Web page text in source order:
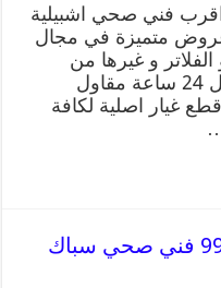
فني صحي اشبيلية
عروض متميزة في مجال
و غيرها من
خدمات السباكة رقم هاتفنا يعمل 24 ساعة مقاول
غيار اصلية لكافة
رقم صحي اشبيلية 99009522 فني صحي سباك